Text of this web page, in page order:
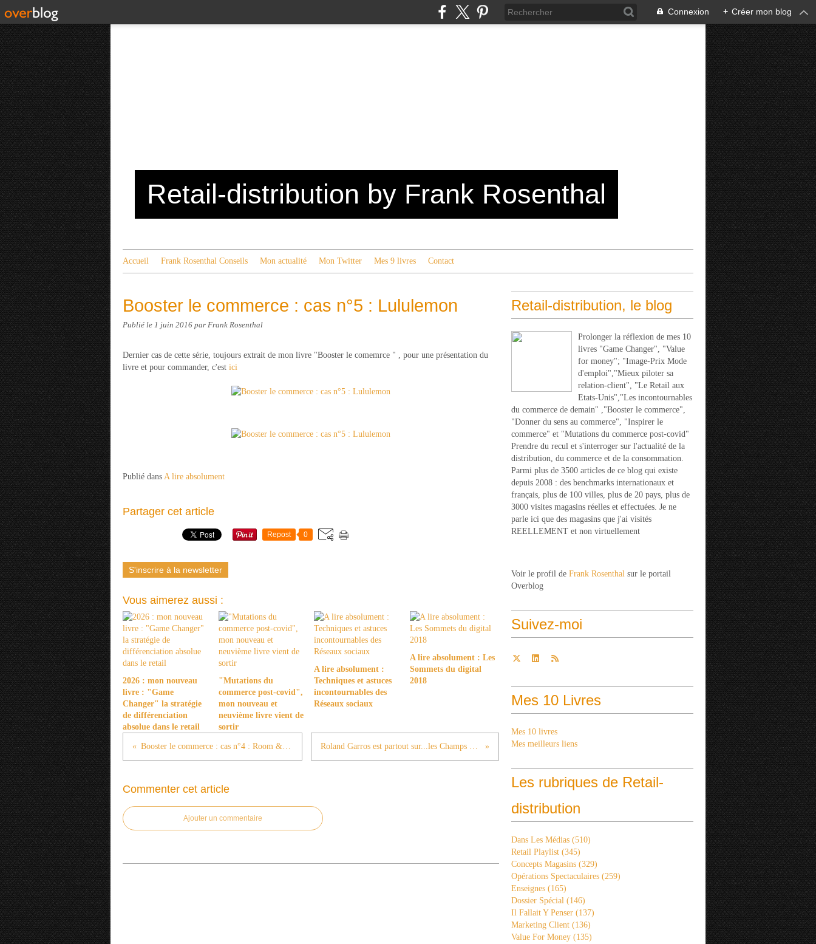
Connexion + Créer mon blog
Retail-distribution by Frank Rosenthal
Accueil Frank Rosenthal Conseils Mon actualité Mon Twitter Mes 9 livres Contact
Booster le commerce : cas n°5 : Lululemon
Publié le 1 juin 2016 par Frank Rosenthal
Dernier cas de cette série, toujours extrait de mon livre "Booster le comemrce " , pour une présentation du
livre et pour commander, c'est ici
Publié dans A lire absolument
Partager cet article
Repost 0
S'inscrire à la newsletter
Vous aimerez aussi :
2026 : mon nouveau
livre : "Game
Changer" la stratégie
de différenciation
absolue dans le retail
"Mutations du
commerce post-covid",
mon nouveau et
neuvième livre vient de
sortir
A lire absolument :
Techniques et astuces
incontournables des
Réseaux sociaux
A lire absolument : Les
Sommets du digital
2018
Booster le commerce : cas n°4 : Room & Board Roland Garros est partout sur...les Champs Elysées
Commenter cet article
Ajouter un commentaire
Retail-distribution, le blog
Prolonger la réflexion de mes 10
livres "Game Changer", "Value
for money"; "Image-Prix Mode
d'emploi","Mieux piloter sa
relation-client", "Le Retail aux
Etats-Unis","Les incontournables
du commerce de demain" ,"Booster le commerce",
"Donner du sens au commerce", "Inspirer le
commerce" et "Mutations du commerce post-covid"
Prendre du recul et s'interroger sur l'actualité de la
distribution, du commerce et de la consommation.
Parmi plus de 3500 articles de ce blog qui existe
depuis 2008 : des benchmarks internationaux et
français, plus de 100 villes, plus de 20 pays, plus de
3000 visites magasins réelles et effectuées. Je ne
parle ici que des magasins que j'ai visités
REELLEMENT et non virtuellement
Voir le profil de Frank Rosenthal sur le portail
Overblog
Suivez-moi
Mes 10 Livres
Mes 10 livres
Mes meilleurs liens
Les rubriques de Retail-
distribution
Dans Les Médias (510)
Retail Playlist (345)
Concepts Magasins (329)
Opérations Spectaculaires (259)
Enseignes (165)
Dossier Spécial (146)
Il Fallait Y Penser (137)
Marketing Client (136)
Value For Money (135)